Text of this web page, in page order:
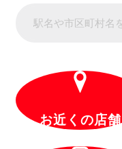
お近くの店舗